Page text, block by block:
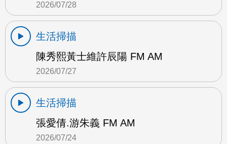
2026/07/28
生活掃描
陳秀熙黃士維許辰陽 FM AM
2026/07/27
生活掃描
張愛倩.游朱義 FM AM
2026/07/24